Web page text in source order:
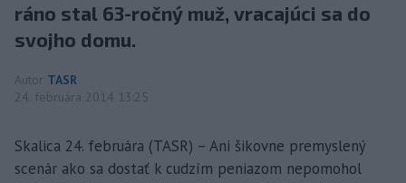
ráno stal 63-ročný muž, vracajúci sa do
svojho domu.
Autor TASR
24. februára 2014 13:25
Skalica 24. februára (TASR) – Ani šikovne premyslený
scenár ako sa dostať k cudzím peniazom nepomohol